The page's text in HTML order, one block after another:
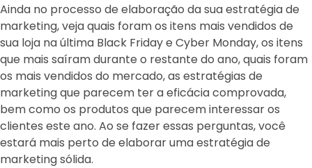
Ainda no processo de elaboração da sua estratégia de
marketing, veja quais foram os itens mais vendidos de
sua loja na última Black Friday e Cyber Monday, os itens
que mais saíram durante o restante do ano, quais foram
os mais vendidos do mercado, as estratégias de
marketing que parecem ter a eficácia comprovada,
bem como os produtos que parecem interessar os
clientes este ano. Ao se fazer essas perguntas, você
estará mais perto de elaborar uma estratégia de
marketing sólida.